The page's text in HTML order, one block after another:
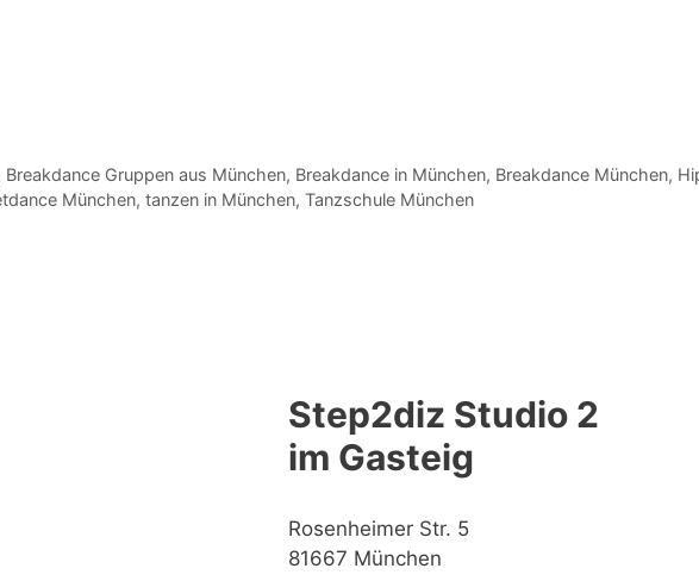
Breakdance Gruppen aus München, Breakdance in München, Breakdance München,
München, tanzen in München, Tanzschule München
Step2diz Studio 2
im Gasteig
Rosenheimer Str. 5
81667 München